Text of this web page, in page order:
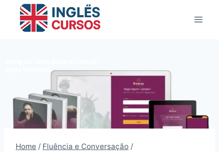
Home / Fluência e Conversação /